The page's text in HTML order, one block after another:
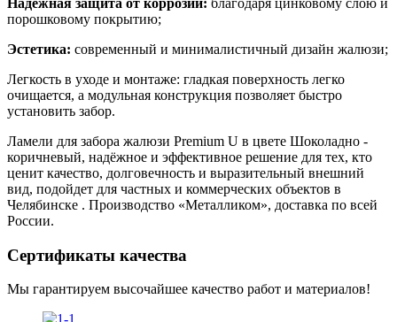
порошковому покрытию;
Эстетика: современный и минималистичный дизайн жалюзи;
Легкость в уходе и монтаже: гладкая поверхность легко
очищается, а модульная конструкция позволяет быстро
установить забор.
Ламели для забора жалюзи Premium U в цвете Шоколадно -
коричневый, надёжное и эффективное решение для тех, кто
ценит качество, долговечность и выразительный внешний
вид, подойдет для частных и коммерческих объектов в
Челябинске . Производство «Металликом», доставка по всей
России.
Сертификаты качества
Мы гарантируем высочайшее качество работ и материалов!